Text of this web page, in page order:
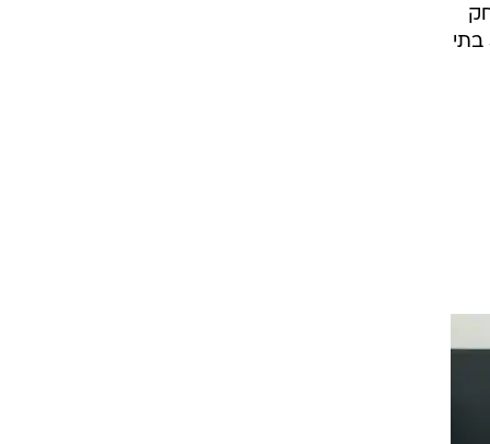
של שני מטרים והגבלת מספר הנבחנים בכיתה ל-15-19 תלמידים. 400 תלמידים, המגיעים מ-55 בתי